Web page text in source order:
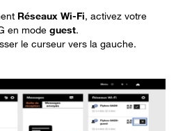
Réseaux Wi-Fi, activez votre
en mode guest.
le curseur vers la gauche.